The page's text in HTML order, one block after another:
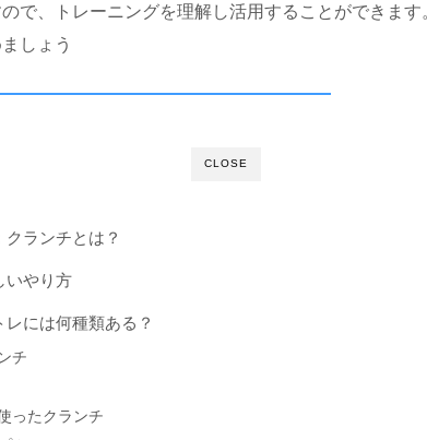
で、トレーニングを理解し活用することができます
しょう
CLOSE
ランチとは？
いやり方
レには何種類ある？
チ
ったクランチ